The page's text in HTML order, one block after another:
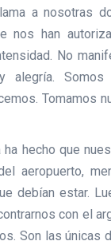
a nosotras
nos han
No
Somos
Tomamos
hecho que
aeropuerto,
debían estar.
con el
Son las únicas